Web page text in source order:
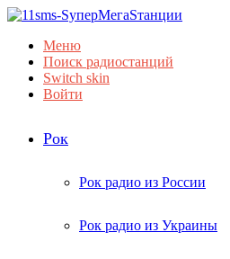
Меню
Поиск радиостанций
Switch skin
Войти
Рок
Рок радио из России
Рок радио из Украины